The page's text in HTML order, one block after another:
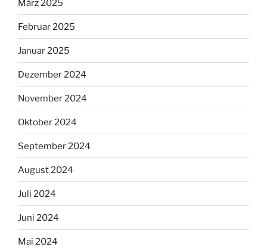
März 2025
Februar 2025
Januar 2025
Dezember 2024
November 2024
Oktober 2024
September 2024
August 2024
Juli 2024
Juni 2024
Mai 2024